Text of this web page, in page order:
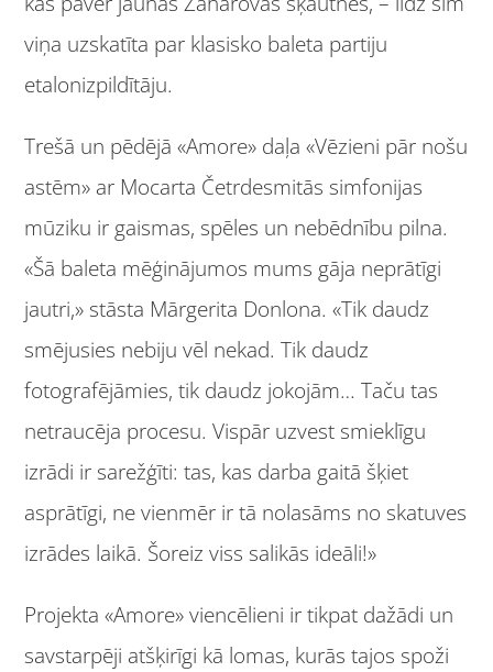
viņa uzskatīta par klasisko baleta partiju
etalonizpildītāju.
Trešā un pēdējā «Amore» daļa «Vēzieni pār nošu
astēm» ar Mocarta Četrdesmitās simfonijas
mūziku ir gaismas, spēles un nebēdnību pilna.
«Šā baleta mēģinājumos mums gāja neprātīgi
jautri,» stāsta Mārgerita Donlona. «Tik daudz
smējusies nebiju vēl nekad. Tik daudz
fotografējāmies, tik daudz jokojām… Taču tas
netraucēja procesu. Vispār uzvest smieklīgu
izrādi ir sarežģīti: tas, kas darba gaitā šķiet
asprātīgi, ne vienmēr ir tā nolasāms no skatuves
izrādes laikā. Šoreiz viss salikās ideāli!»
Projekta «Amore» viencēlieni ir tikpat dažādi un
savstarpēji atšķirīgi kā lomas, kurās tajos spoži